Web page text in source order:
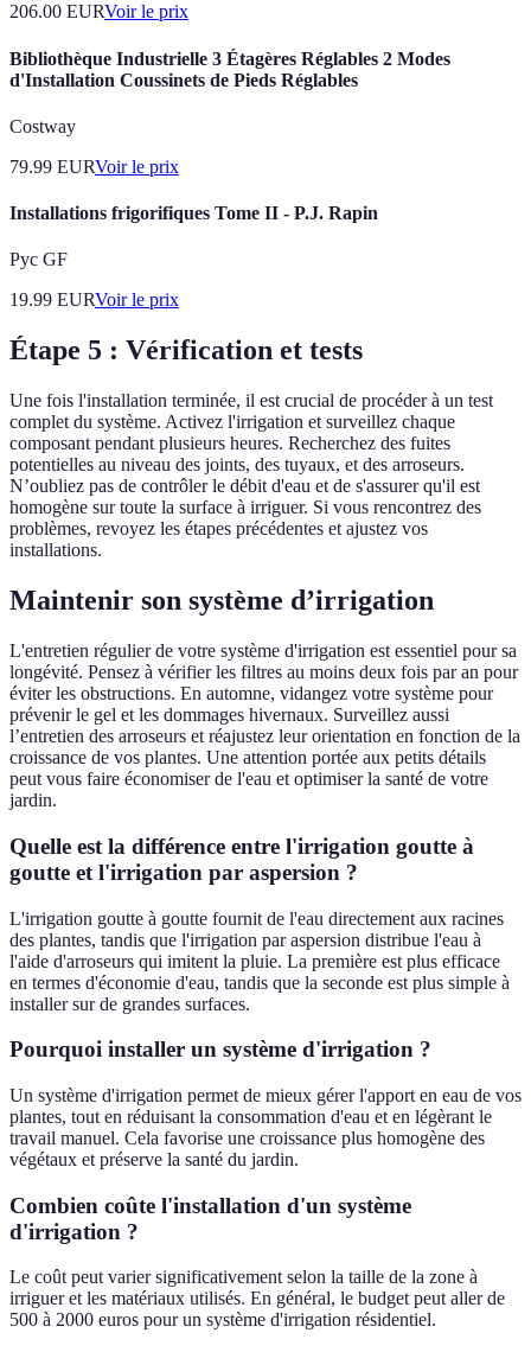
206.00 EURVoir le prix
Bibliothèque Industrielle 3 Étagères Réglables 2 Modes
d'Installation Coussinets de Pieds Réglables
Costway
79.99 EURVoir le prix
Installations frigorifiques Tome II - P.J. Rapin
Pyc GF
19.99 EURVoir le prix
Étape 5 : Vérification et tests
Une fois l'installation terminée, il est crucial de procéder à un test
complet du système. Activez l'irrigation et surveillez chaque
composant pendant plusieurs heures. Recherchez des fuites
potentielles au niveau des joints, des tuyaux, et des arroseurs.
N’oubliez pas de contrôler le débit d'eau et de s'assurer qu'il est
homogène sur toute la surface à irriguer. Si vous rencontrez des
problèmes, revoyez les étapes précédentes et ajustez vos
installations.
Maintenir son système d’irrigation
L'entretien régulier de votre système d'irrigation est essentiel pour sa
longévité. Pensez à vérifier les filtres au moins deux fois par an pour
éviter les obstructions. En automne, vidangez votre système pour
prévenir le gel et les dommages hivernaux. Surveillez aussi
l’entretien des arroseurs et réajustez leur orientation en fonction de la
croissance de vos plantes. Une attention portée aux petits détails
peut vous faire économiser de l'eau et optimiser la santé de votre
jardin.
Quelle est la différence entre l'irrigation goutte à
goutte et l'irrigation par aspersion ?
L'irrigation goutte à goutte fournit de l'eau directement aux racines
des plantes, tandis que l'irrigation par aspersion distribue l'eau à
l'aide d'arroseurs qui imitent la pluie. La première est plus efficace
en termes d'économie d'eau, tandis que la seconde est plus simple à
installer sur de grandes surfaces.
Pourquoi installer un système d'irrigation ?
Un système d'irrigation permet de mieux gérer l'apport en eau de vos
plantes, tout en réduisant la consommation d'eau et en légèrant le
travail manuel. Cela favorise une croissance plus homogène des
végétaux et préserve la santé du jardin.
Combien coûte l'installation d'un système
d'irrigation ?
Le coût peut varier significativement selon la taille de la zone à
irriguer et les matériaux utilisés. En général, le budget peut aller de
500 à 2000 euros pour un système d'irrigation résidentiel.